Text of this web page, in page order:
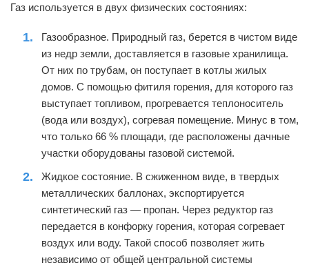
Газ используется в двух физических состояниях:
Газообразное. Природный газ, берется в чистом виде
из недр земли, доставляется в газовые хранилища.
От них по трубам, он поступает в котлы жилых
домов. С помощью фитиля горения, для которого газ
выступает топливом, прогревается теплоноситель
(вода или воздух), согревая помещение. Минус в том,
что только 66 % площади, где расположены дачные
участки оборудованы газовой системой.
Жидкое состояние. В сжиженном виде, в твердых
металлических баллонах, экспортируется
синтетический газ — пропан. Через редуктор газ
передается в конфорку горения, которая согревает
воздух или воду. Такой способ позволяет жить
независимо от общей центральной системы